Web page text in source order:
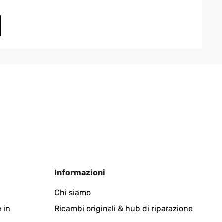
in
Informazioni
Chi siamo
Ricambi originali & hub di riparazione